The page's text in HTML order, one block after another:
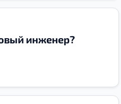
инженер?